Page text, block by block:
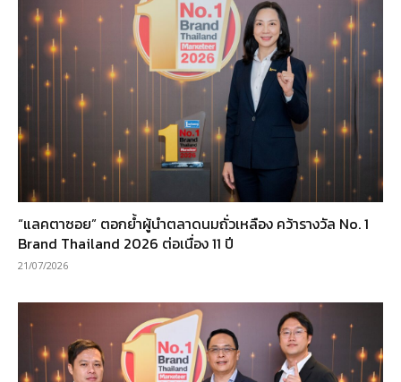
“แลคตาซอย” ตอกย้ำผู้นำตลาดนมถั่วเหลือง คว้ารางวัล No. 1
Brand Thailand 2026 ต่อเนื่อง 11 ปี
21/07/2026